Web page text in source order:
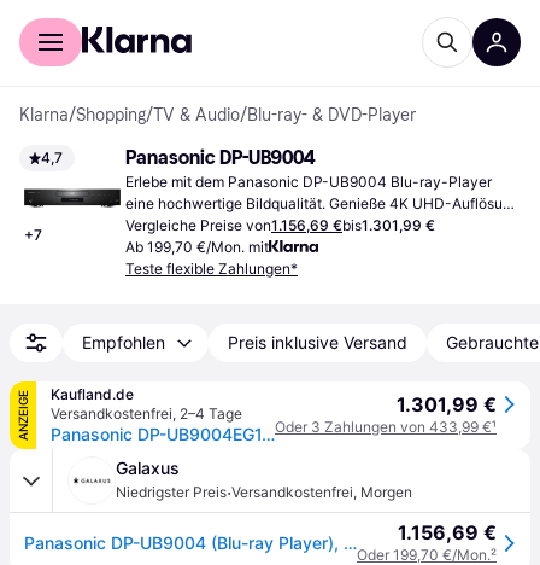
Für Shopper
Klarna/Shopping/TV & Audio/Blu-ray- & DVD-Player
4,7
+7
Panasonic DP-UB9004
Erlebe mit dem Panasonic DP-UB9004 Blu-ray-Player
eine hochwertige Bildqualität. Genieße 4K UHD-Auflösung
und HDR-Unterstützung für ein detailreiches Filmerlebnis.
Vergleiche Preise von1.156,69 €bis1.301,99 €
Ab 199,70 €/Mon. mit
Teste flexible Zahlungen*
Empfohlen Preis inklusive Versand
ANZEIGE
Kaufland.de
Versandkostenfrei, 2–4 Tage
Panasonic DP-UB9004EG1, 4K Ultra HD, NTSC, PAL, DTS-HD, DTS:X, Dolby Atmos, Dolby Audio, Dolby Digital, Dolby Digital Plus, Dolby TrueHD, 7.1 Kanäle, AVCHD, MKV, MP4, TS, AAC, AIFF, ALAC, DFF, DSD, DSF, FLAC, MP3, WAV, WMA
1.301,99 €
Oder 3 Zahlungen von 433,99 €¹
Galaxus
Niedrigster Preis·Versandkostenfrei, Morgen
Panasonic DP-UB9004 (Blu-ray Player), Bluray Player + DVD Player, Schwarz 1.156,69 €
Oder 199,70 €/Mon.²